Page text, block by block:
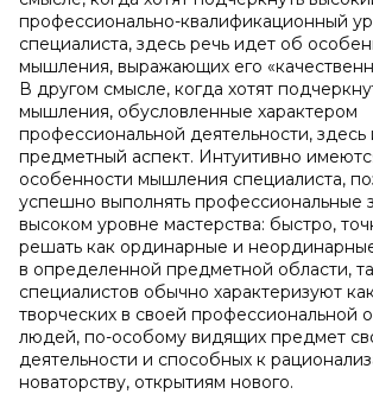
профессионально-квалификационный
специалиста, здесь речь идет об
мышления, выражающих его
В другом смысле, когда хотят
мышления, обусловленные характером
профессиональной деятельности, здесь
предметный аспект. Интуитивно
особенности мышления специалиста,
успешно выполнять профессиональные
высоком уровне мастерства: быстро,
решать как ординарные и
в определенной предметной области,
специалистов обычно характеризуют
творческих в своей профессиональной
людей, по-особому видящих предмет
деятельности и способных к
новаторству, открытиям нового.